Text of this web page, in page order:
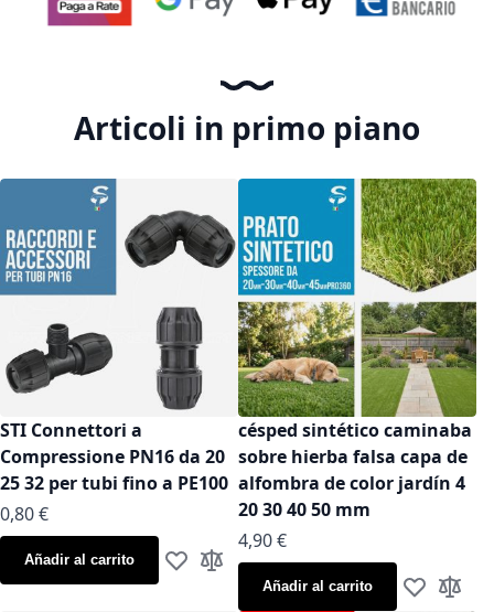
Articoli in primo piano
STI Connettori a
Compressione PN16 da 20
25 32 per tubi fino a PE100
As low as
0,80 €
Añadir al carrito Añadir a la Lista de Deseos
Añadir para comparar
césped sintético caminaba
sobre hierba falsa capa de
alfombra de color jardín 4
20 30 40 50 mm
As low as
4,90 €
Añadir al carrito Añadir a